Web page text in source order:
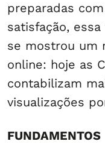
preparadas
satisfação,
se mostrou um
online: hoje as
contabilizam
visualizações
FUNDAMENTOS